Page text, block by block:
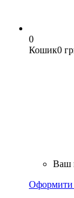
0
Кошик0
Ваш
Оформити